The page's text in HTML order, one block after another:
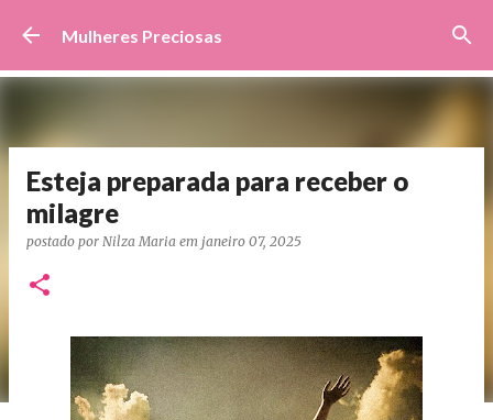
Pular para o conteúdo principal
Mulheres Preciosas
Esteja preparada para receber o
milagre
postado por Nilza Maria em janeiro 07, 2025